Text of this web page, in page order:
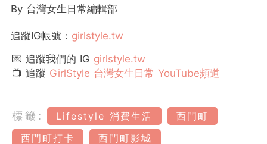
By 台灣女生日常編輯部
追蹤IG帳號： girlstyle.tw
💌 追蹤我們的 IG girlstyle.tw
📺 追蹤 GirlStyle 台灣女生日常 YouTube頻道
標籤: Lifestyle 消費生活
西門町
西門町打卡
西門町影城